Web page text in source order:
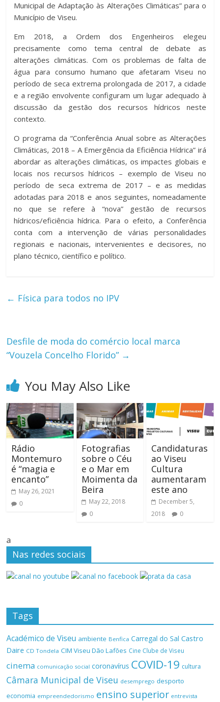
Municipal de Adaptação às Alterações Climáticas” para o
Município de Viseu.
Em 2018, a Ordem dos Engenheiros elegeu
precisamente como tema central de debate as
alterações climáticas. Com os problemas de falta de
água para consumo humano que afetaram Viseu no
período de seca extrema prolongada de 2017, a cidade
e a região envolvente configuram um lugar adequado à
discussão da gestão dos recursos hídricos neste
contexto.
O programa da “Conferência Anual sobre as Alterações
Climáticas, 2018 – A Emergência da Eficiência Hídrica” irá
abordar as alterações climáticas, os impactes globais e
locais nos recursos hídricos – exemplo de Viseu no
período de seca extrema de 2017 – e as medidas
adotadas para 2018 e anos seguintes, nomeadamente
no que se refere à “nova” gestão de recursos
hídricos/eficiência hídrica. Para o efeito, a Conferência
conta com a intervenção de várias personalidades
regionais e nacionais, intervenientes e decisores, no
plano técnico, científico e político.
← Física para todos no IPV
Desfile de moda do comércio local marca
“Vouzela Concelho Florido” →
You May Also Like
Rádio
Montemuro
é “magia e
encanto”
May 26, 2021
0
Fotografias
sobre o Céu
e o Mar em
Moimenta da
Beira
May 22, 2018
0
Candidaturas
ao Viseu
Cultura
aumentaram
este ano
December 5,
2018
0
a
Nas redes sociais
Tags
Académico de Viseu ambiente Benfica Carregal do Sal Castro
Daire CD Tondela CIM Viseu Dão Lafões Cine Clube de Viseu
cinema comunicação social coronavírus COVID-19 cultura
Câmara Municipal de Viseu desemprego desporto
economia empreendedorismo ensino superior entrevista